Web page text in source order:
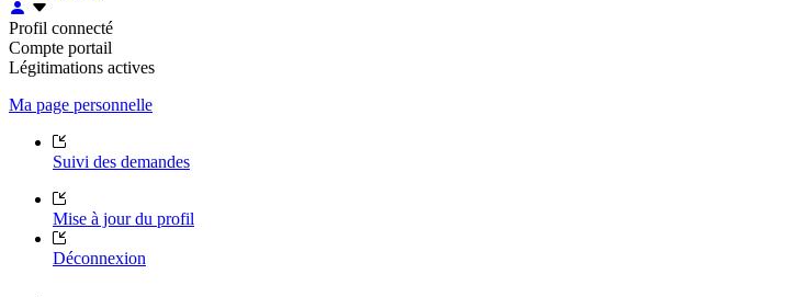
Profil connecté
Compte portail
Légitimations actives
Ma page personnelle
Suivi des demandes
Mise à jour du profil
Déconnexion